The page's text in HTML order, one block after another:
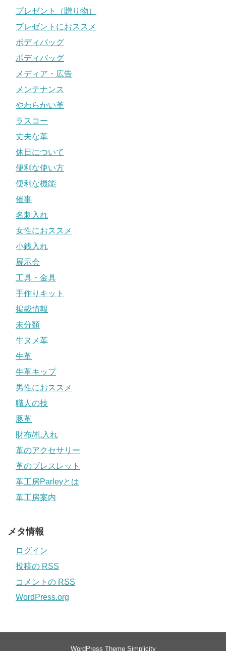
プレゼント（贈り物）
プレゼントにおススメ
ボディバッグ
ボディバッグ
メディア・広告
メンテナンス
やわらかい革
ラスコー
丈夫な革
休日について
便利な使い方
便利な機能
催事
名刺入れ
女性におススメ
小銭入れ
展示会
工具・金具
手作りキット
掲載情報
未分類
牛ヌメ革
牛革
牛革キップ
男性におススメ
職人の技
豚革
財布/札入れ
革のアクセサリー
革のブレスレット
革工房Parleyとは
革工房案内
メタ情報
ログイン
投稿の RSS
コメントの RSS
WordPress.org
WordPress Theme Simplicity